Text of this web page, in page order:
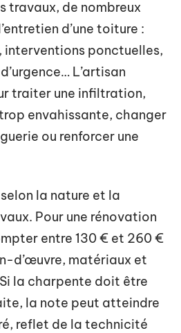
travaux, de nombreux
d’une toiture :
ponctuelles,
L’artisan
traiter une infiltration,
envahissante, changer
ou renforcer une
la nature et la
Pour une rénovation
entre 130 € et 260 €
d’œuvre, matériaux et
la charpente doit être
la note peut atteindre
reflet de la technicité